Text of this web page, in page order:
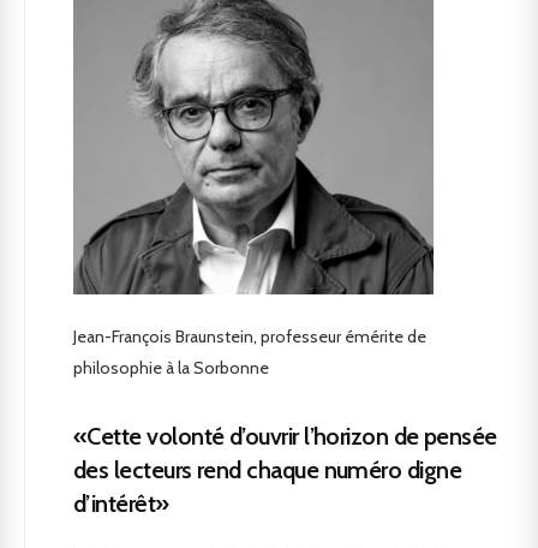
Jean-François Braunstein, professeur émérite de
philosophie à la Sorbonne
«Cette volonté d’ouvrir l’horizon de pensée
des lecteurs rend chaque numéro digne
d’intérêt»